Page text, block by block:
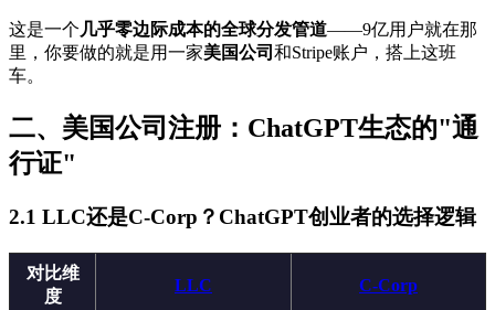
这是一个 几乎零边际成本的全球分发管道——9亿用户就在那
里，你要做的就是用一家美国公司 和Stripe账户，搭上这班
车。
二、美国公司注册：ChatGPT生态的"通
行证"
2.1 LLC还是C-Corp？ChatGPT创业者的选择逻辑
对比维
度
LLC C-Corp